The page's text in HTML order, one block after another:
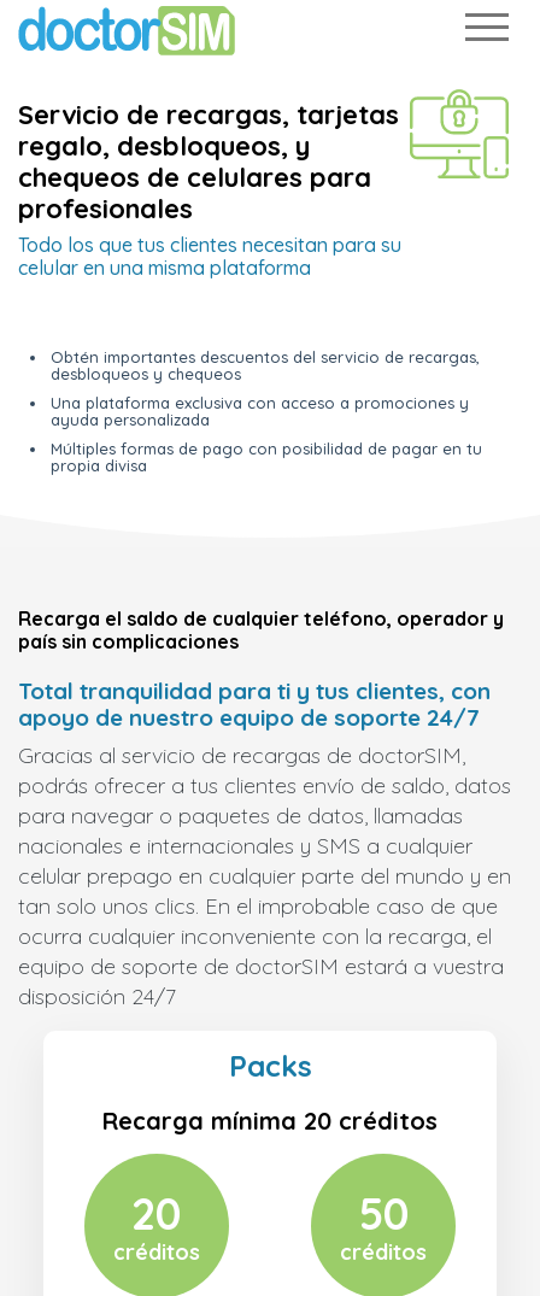
Servicio de recargas, tarjetas
regalo, desbloqueos, y
chequeos de celulares para
profesionales
Todo los que tus clientes necesitan para su
celular en una misma plataforma
Obtén importantes descuentos del servicio de recargas,
desbloqueos y chequeos
Una plataforma exclusiva con acceso a promociones y
ayuda personalizada
Múltiples formas de pago con posibilidad de pagar en tu
propia divisa
Recarga el saldo de cualquier teléfono, operador y
país sin complicaciones
Total tranquilidad para ti y tus clientes, con
apoyo de nuestro equipo de soporte 24/7
Gracias al servicio de recargas de doctorSIM,
podrás ofrecer a tus clientes envío de saldo, datos
para navegar o paquetes de datos, llamadas
nacionales e internacionales y SMS a cualquier
celular prepago en cualquier parte del mundo y en
tan solo unos clics. En el improbable caso de que
ocurra cualquier inconveniente con la recarga, el
equipo de soporte de doctorSIM estará a vuestra
disposición 24/7
Packs
Recarga mínima 20 créditos
20
créditos
50
créditos